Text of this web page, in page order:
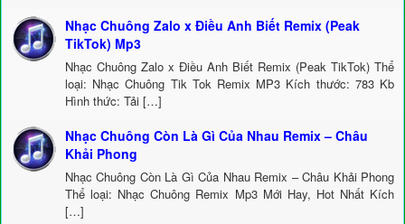
Nhạc Chuông Zalo x Điều Anh Biết Remix (Peak
TikTok) Mp3
Nhạc Chuông Zalo x Điều Anh Biết Remix (Peak TikTok) Thể
loại: Nhạc Chuông Tik Tok Remix MP3 Kích thước: 783 Kb
Hình thức: Tải […]
Nhạc Chuông Còn Là Gì Của Nhau Remix – Châu
Khải Phong
Nhạc Chuông Còn Là Gì Của Nhau Remix – Châu Khải Phong
Thể loại: Nhạc Chuông Remix Mp3 Mới Hay, Hot Nhất Kích
[…]